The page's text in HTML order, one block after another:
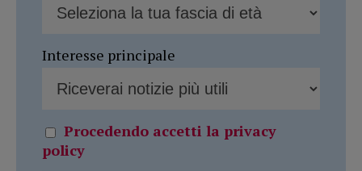
Interesse principale
Procedendo accetti la privacy
policy